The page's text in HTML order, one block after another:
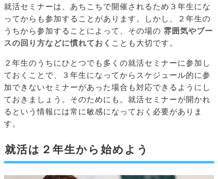
就活セミナーは、あちこちで開催されるため３年生にな
ってからも参加することがあります。しかし、２年生の
うちから参加することによって、その場の 雰囲気やブー
スの回り方などに慣れておく ことも大切です。
２年生のうちにひとつでも多くの就活セミナーに参加し
ておくことで、３年生になってからスケジュール的に参
加できないセミナーがあった場合も対応できるようにし
ておきましょう。そのためにも。就活セミナーが開かれ
るという情報には常に敏感になっておく必要がありま
す。
就活は２年生から始めよう